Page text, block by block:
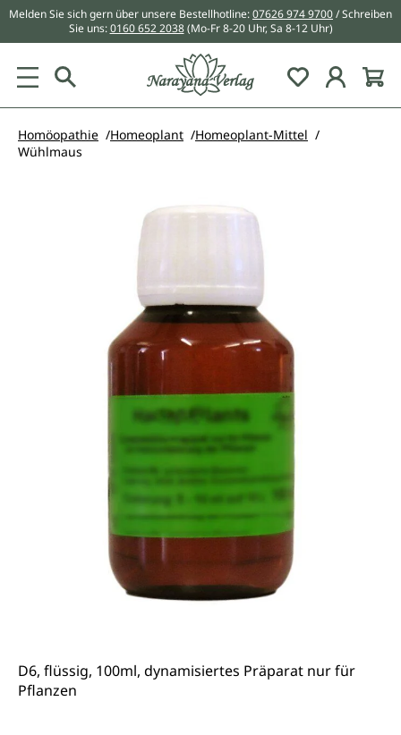
springen
Melden Sie sich gern über unsere Bestellhotline:07626 974 9700/ Schreiben
Sie uns:0160 652 2038 (Mo-Fr 8-20 Uhr, Sa 8-12 Uhr)
Du hast 0
Homöopathie Homeoplant
Homeoplant-Mittel
Wühlmaus
D6, flüssig, 100ml, dynamisiertes Präparat nur für
Pflanzen